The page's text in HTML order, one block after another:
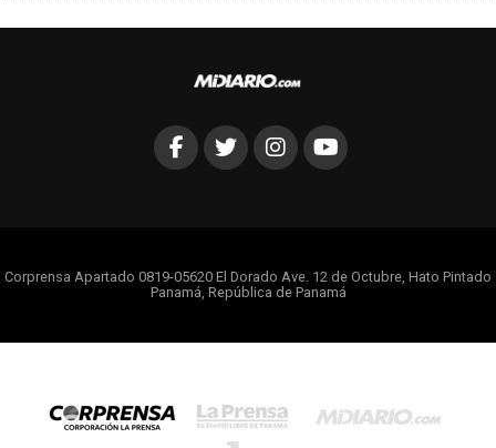
Corprensa Apartado 0819-05620 El Dorado Ave. 12 de Octubre, Hato Pintado
Panamá, República de Panamá